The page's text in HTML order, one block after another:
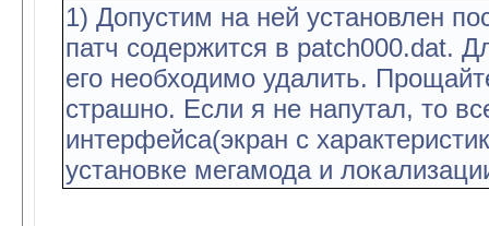
1) Допустим на ней установлен
патч содержится в patch000.dat.
его необходимо удалить.
страшно. Если я не напутал, то
интерфейса(экран с
установке мегамода и